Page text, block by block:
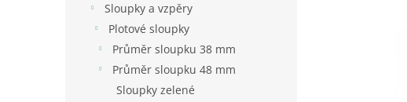
Sloupky a vzpěry
Plotové sloupky
Průměr sloupku 38 mm
Průměr sloupku 48 mm
Sloupky zelené